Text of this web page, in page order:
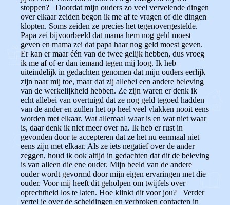
stoppen? Doordat mijn ouders zo veel vervelende dingen
over elkaar zeiden begon ik me af te vragen of die dingen
klopten. Soms zeiden ze precies het tegenovergestelde.
Papa zei bijvoorbeeld dat mama hem nog geld moest
geven en mama zei dat papa haar nog geld moest geven.
Er kan er maar één van de twee gelijk hebben, dus vroeg
ik me af of er dan iemand tegen mij loog. Ik heb
uiteindelijk in gedachten genomen dat mijn ouders eerlijk
zijn naar mij toe, maar dat zij allebei een andere beleving
van de werkelijkheid hebben. Ze zijn waren er denk ik
echt allebei van overtuigd dat ze nog geld tegoed hadden
van de ander en zullen het op heel veel vlakken nooit eens
worden met elkaar. Wat allemaal waar is en wat niet waar
is, daar denk ik niet meer over na. Ik heb er rust in
gevonden door te accepteren dat ze het nu eenmaal niet
eens zijn met elkaar. Als ze iets negatief over de ander
zeggen, houd ik ook altijd in gedachten dat dit de beleving
is van alleen die ene ouder. Mijn beeld van de andere
ouder wordt gevormd door mijn eigen ervaringen met die
ouder. Voor mij heeft dit geholpen om twijfels over
oprechtheid los te laten. Hoe klinkt dit voor jou? Verder
vertel je over de scheidingen en verbroken contacten in